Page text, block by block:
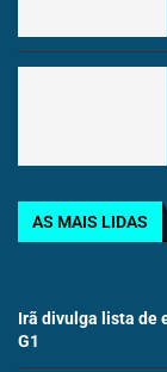
AS MAIS LIDAS
Irã divulga lista de
G1